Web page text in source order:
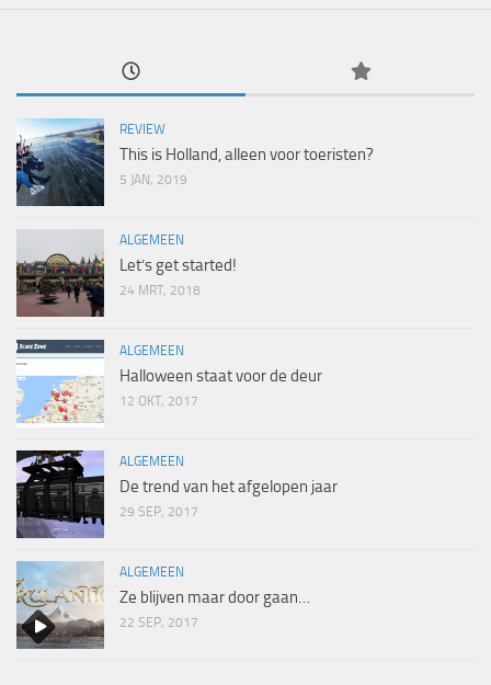
REVIEW
This is Holland, alleen voor toeristen?
5 JAN, 2019
ALGEMEEN
Let’s get started!
24 MRT, 2018
ALGEMEEN
Halloween staat voor de deur
12 OKT, 2017
ALGEMEEN
De trend van het afgelopen jaar
29 SEP, 2017
ALGEMEEN
Ze blijven maar door gaan…
22 SEP, 2017